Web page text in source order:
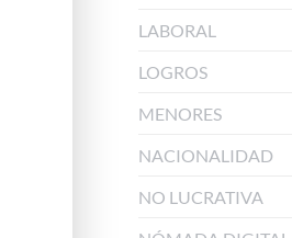
LABORAL
LOGROS
MENORES
NACIONALIDAD
NO LUCRATIVA